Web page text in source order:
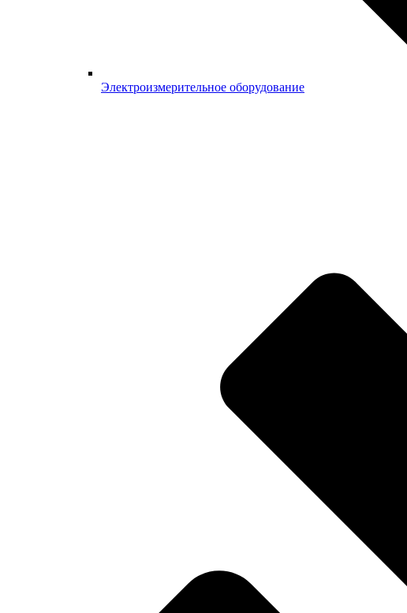
Электроизмерительное оборудование